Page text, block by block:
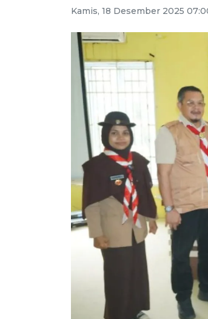
Kamis, 18 Desember 2025